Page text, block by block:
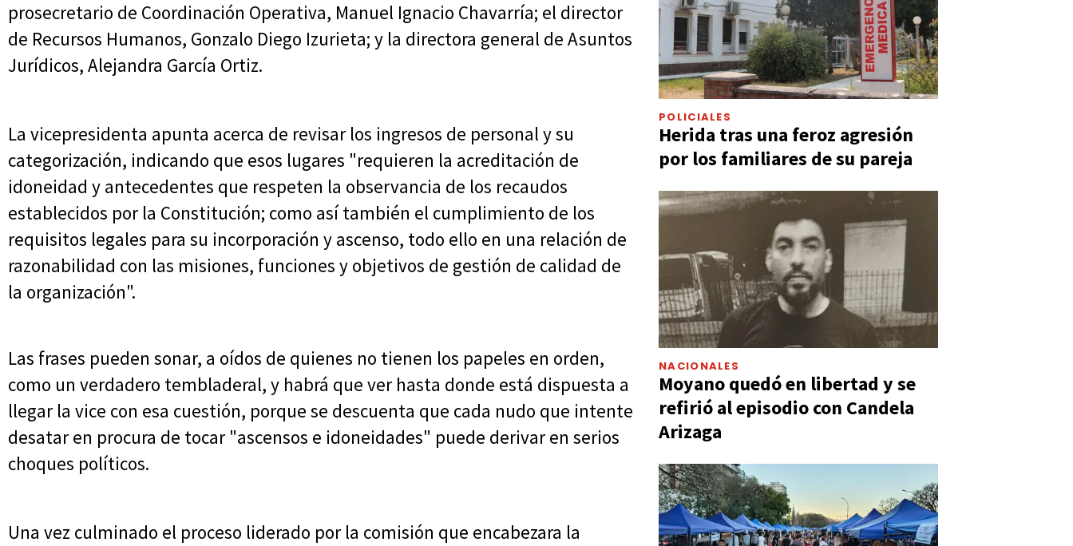
prosecretario de Coordinación Operativa, Manuel Ignacio Chavarría; el director
de Recursos Humanos, Gonzalo Diego Izurieta; y la directora general de Asuntos
Jurídicos, Alejandra García Ortiz.
La vicepresidenta apunta acerca de revisar los ingresos de personal y su
categorización, indicando que esos lugares "requieren la acreditación de
idoneidad y antecedentes que respeten la observancia de los recaudos
establecidos por la Constitución; como así también el cumplimiento de los
requisitos legales para su incorporación y ascenso, todo ello en una relación de
razonabilidad con las misiones, funciones y objetivos de gestión de calidad de
la organización".
Las frases pueden sonar, a oídos de quienes no tienen los papeles en orden,
como un verdadero tembladeral, y habrá que ver hasta donde está dispuesta a
llegar la vice con esa cuestión, porque se descuenta que cada nudo que intente
desatar en procura de tocar "ascensos e idoneidades" puede derivar en serios
choques políticos.
Una vez culminado el proceso liderado por la comisión que encabezara la
POLICIALES
Herida tras una feroz agresión
por los familiares de su pareja
NACIONALES
Moyano quedó en libertad y se
refirió al episodio con Candela
Arizaga